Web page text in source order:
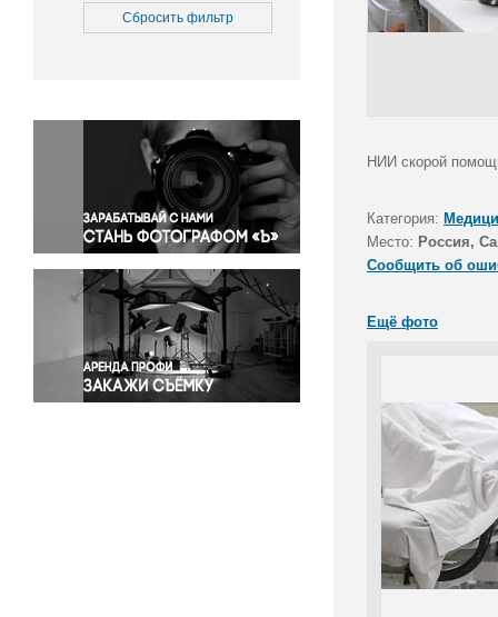
Медицина
Окружающая среда
Политика
Правосудие
Происшествия и конфликты
Религия
Светская жизнь
Спорт
Экология
Экономика и бизнес
Сбросить фильтр
НИИ скорой
Категория:
Место: Россия,
Сообщить об
Ещё фото